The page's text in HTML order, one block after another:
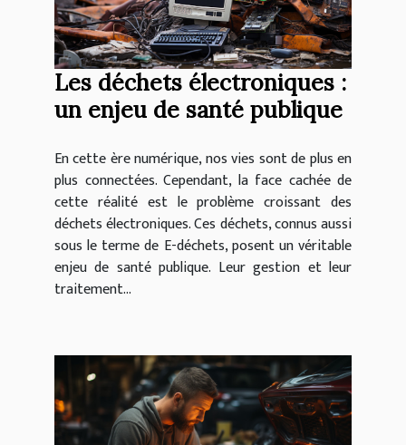
Les déchets électroniques :
un enjeu de santé publique
En cette ère numérique, nos vies sont de plus en
plus connectées. Cependant, la face cachée de
cette réalité est le problème croissant des
déchets électroniques. Ces déchets, connus aussi
sous le terme de E-déchets, posent un véritable
enjeu de santé publique. Leur gestion et leur
traitement...